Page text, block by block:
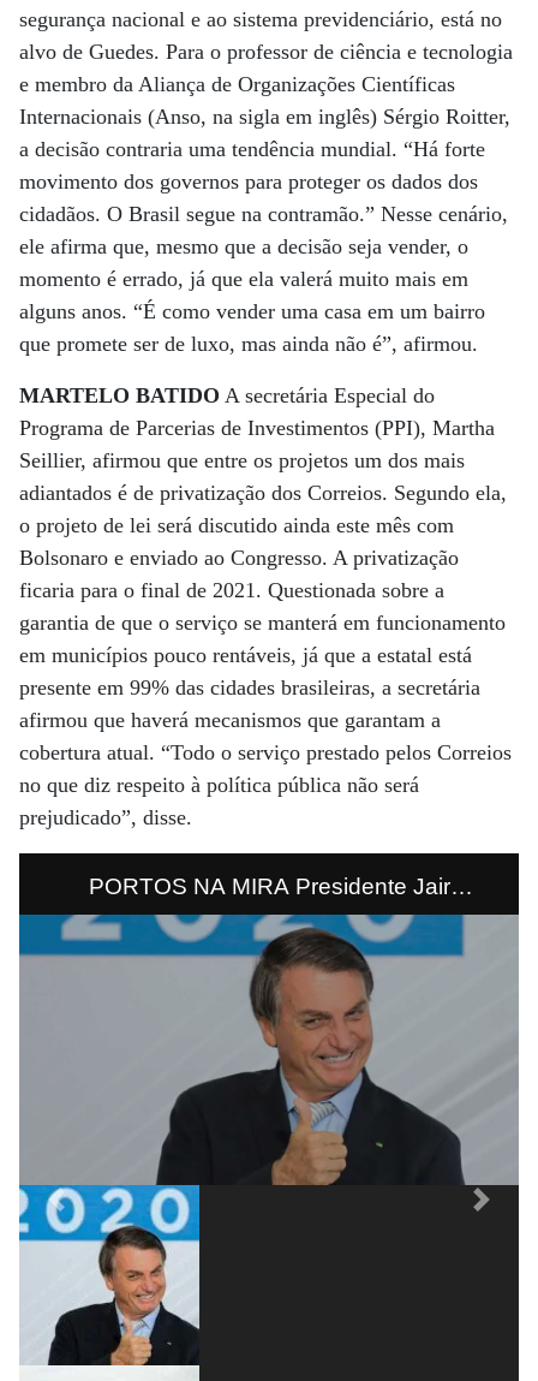
segurança nacional e ao sistema previdenciário, está no
alvo de Guedes. Para o professor de ciência e tecnologia
e membro da Aliança de Organizações Científicas
Internacionais (Anso, na sigla em inglês) Sérgio Roitter,
a decisão contraria uma tendência mundial. “Há forte
movimento dos governos para proteger os dados dos
cidadãos. O Brasil segue na contramão.” Nesse cenário,
ele afirma que, mesmo que a decisão seja vender, o
momento é errado, já que ela valerá muito mais em
alguns anos. “É como vender uma casa em um bairro
que promete ser de luxo, mas ainda não é”, afirmou.
MARTELO BATIDO A secretária Especial do
Programa de Parcerias de Investimentos (PPI), Martha
Seillier, afirmou que entre os projetos um dos mais
adiantados é de privatização dos Correios. Segundo ela,
o projeto de lei será discutido ainda este mês com
Bolsonaro e enviado ao Congresso. A privatização
ficaria para o final de 2021. Questionada sobre a
garantia de que o serviço se manterá em funcionamento
em municípios pouco rentáveis, já que a estatal está
presente em 99% das cidades brasileiras, a secretária
afirmou que haverá mecanismos que garantam a
cobertura atual. “Todo o serviço prestado pelos Correios
no que diz respeito à política pública não será
prejudicado”, disse.
PORTOS NA MIRA Presidente Jair
Bolsonaro, apesar de falar que nem tudo que
Guedes quer será vendido, parece concordar
com a ideia de privatizar portos, entre eles o
terminal de Paranaguá.
Previous Next